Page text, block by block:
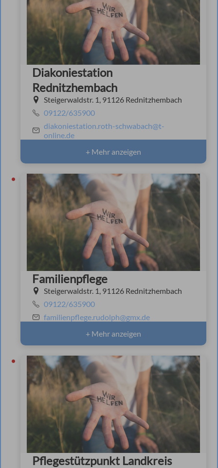
Diakoniestation
Rednitzhembach
Steigerwaldstr. 1, 91126 Rednitzhembach
09122/635900
diakoniestation.roth-schwabach@t-
online.de
+ Mehr anzeigen
Familienpflege
Steigerwaldstr. 1, 91126 Rednitzhembach
09122/635900
familienpflege.rudolph@gmx.de
+ Mehr anzeigen
Pflegestützpunkt Landkreis